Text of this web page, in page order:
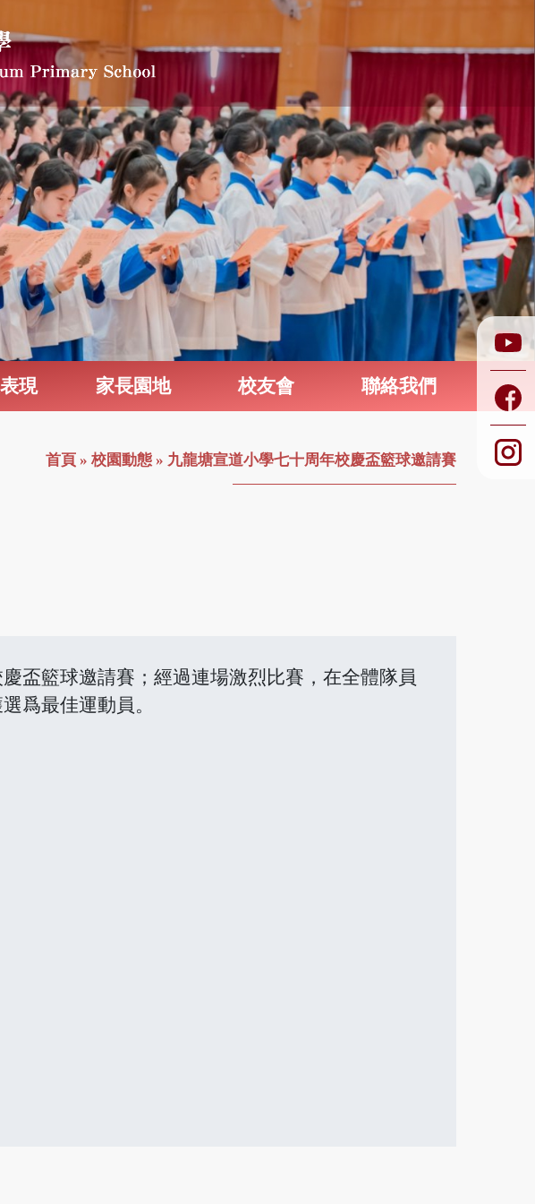
現 家長園地 校友會 聯絡我們
首頁 » 校園動態» 九龍塘宣道小學七十周年校慶盃籃球邀請賽
盃籃球邀請賽；經過連場激烈比賽，在全體隊員
爲最佳運動員。